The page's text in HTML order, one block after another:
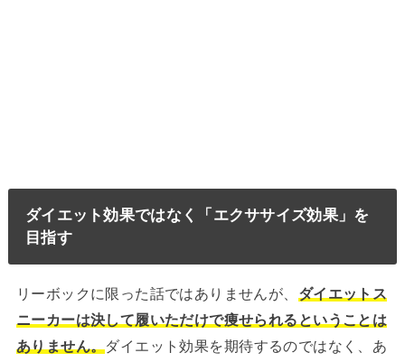
ダイエット効果ではなく「エクササイズ効果」を
目指す
リーボックに限った話ではありませんが、 ダイエットス
ニーカーは決して履いただけで痩せられるということは
ありません。ダイエット効果を期待するのではなく、あ